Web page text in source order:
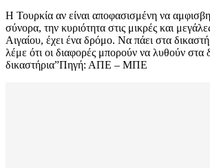
Η Τουρκία αν είναι αποφασισμένη να
σύνορα, την κυριότητα στις μικρές και
Αιγαίου, έχει ένα δρόμο. Να πάει στα
λέμε ότι οι διαφορές μπορούν να λυθούν στα
δικαστήρια”Πηγή: ΑΠΕ – ΜΠΕ